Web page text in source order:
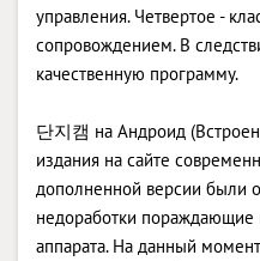
управления. Четвертое -
сопровождением. В
качественную программу.
단지캠 на Андроид
издания на сайте
дополненной версии были
недоработки пораждающие
аппарата. На данный